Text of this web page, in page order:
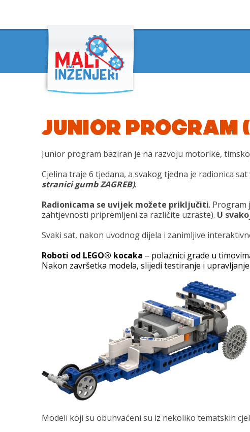
JUNIOR PROGRAM
Junior program baziran je na razvoju motorike,
Cjelina traje 6 tjedana, a svakog tjedna je radionica
stranici gumb ZAGREB).
Radionicama se uvijek možete priključiti. Program
zahtjevnosti pripremljeni za različite uzraste). U
Svaki sat, nakon uvodnog dijela i zanimljive
Roboti od LEGO® kocaka – polaznici grade u
Nakon završetka modela, slijedi testiranje i
Modeli koji su obuhvaćeni su iz nekoliko tematskih